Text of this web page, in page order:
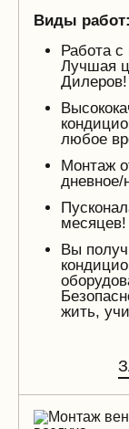
Виды работ:
Работа
Лучшая
Дилеров!
любое
Монтаж
дневное/
месяцев!
Вы
жить,